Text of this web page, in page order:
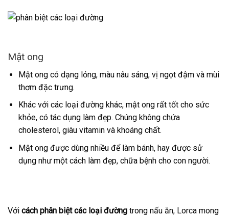
Mật ong
Mật ong có dạng lỏng, màu nâu sáng, vị ngọt đậm và mùi
thơm đặc trưng.
Khác với các loại đường khác, mật ong rất tốt cho sức
khỏe, có tác dụng làm đẹp. Chúng không chứa
cholesterol, giàu vitamin và khoáng chất.
Mật ong được dùng nhiều để làm bánh, hay được sử
dụng như một cách làm đẹp, chữa bệnh cho con người.
Với cách phân biệt các loại đường trong nấu ăn, Lorca mong